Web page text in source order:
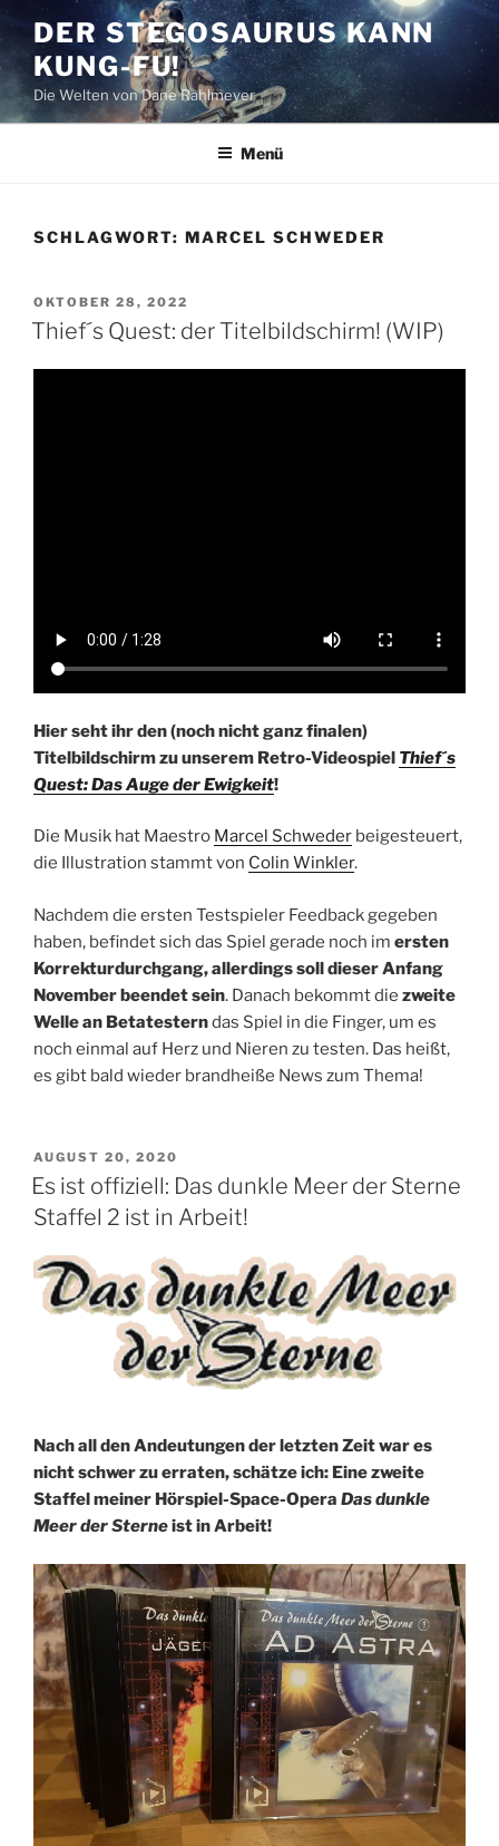
Zum
Inhalt
springen
DER STEGOSAURUS KANN
KUNG-FU!
Die Welten von Dane Rahlmeyer
Menü
SCHLAGWORT: MARCEL SCHWEDER
VERÖFFENTLICHT
AM
OKTOBER 28, 2022
Thief´s Quest: der Titelbildschirm! (WIP)
Hier seht ihr den (noch nicht ganz finalen)
Titelbildschirm zu unserem Retro-Videospiel Thief´s
Quest: Das Auge der Ewigkeit!
Die Musik hat Maestro Marcel Schweder beigesteuert,
die Illustration stammt von Colin Winkler.
Nachdem die ersten Testspieler Feedback gegeben
haben, befindet sich das Spiel gerade noch im ersten
Korrekturdurchgang, allerdings soll dieser Anfang
November beendet sein. Danach bekommt die zweite
Welle an Betatesterndas Spiel in die Finger, um es
noch einmal auf Herz und Nieren zu testen. Das heißt,
es gibt bald wieder brandheiße News zum Thema!
VERÖFFENTLICHT
AM
AUGUST 20, 2020
Es ist offiziell: Das dunkle Meer der Sterne
Staffel 2 ist in Arbeit!
Nach all den Andeutungen der letzten Zeit war es
nicht schwer zu erraten, schätze ich: Eine zweite
Staffel meiner Hörspiel-Space-Opera Das dunkle
Meer der Sterneist in Arbeit!